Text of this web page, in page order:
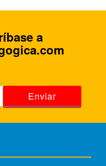
a
Enviar